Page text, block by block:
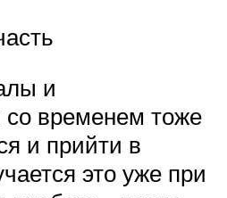
и
временем тоже
и прийти в
это уже при